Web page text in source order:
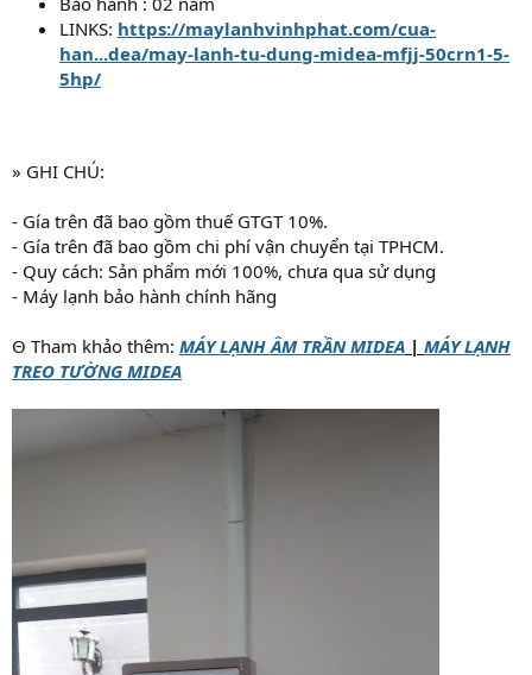
LINKS: https://maylanhvinhphat.com/cua-
han...dea/may-lanh-tu-dung-midea-mfjj-50crn1-5-
5hp/
» GHI CHÚ:
- Gía trên đã bao gồm thuế GTGT 10%.
- Gía trên đã bao gồm chi phí vận chuyển tại TPHCM.
- Quy cách: Sản phẩm mới 100%, chưa qua sử dụng
- Máy lạnh bảo hành chính hãng
Θ Tham khảo thêm: MÁY LẠNH ÂM TRẦN MIDEA | MÁY LẠNH
TREO TƯỜNG MIDEA